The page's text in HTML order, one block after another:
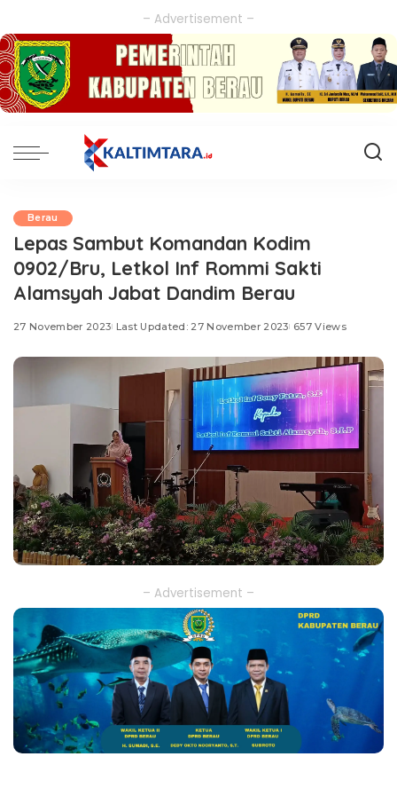
– Advertisement –
Berau
Lepas Sambut Komandan Kodim
0902/Bru, Letkol Inf Rommi Sakti
Alamsyah Jabat Dandim Berau
27 November 2023 Last Updated: 27 November 2023 657 Views
– Advertisement –